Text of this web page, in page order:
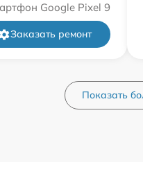
Google Pixel 9
Заказать ремонт
Показать